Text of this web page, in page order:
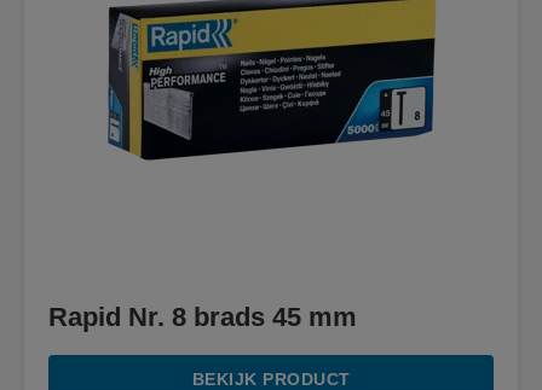
Rapid Nr. 8 brads 45 mm
BEKIJK PRODUCT